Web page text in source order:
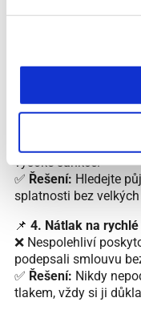
❌ Podvodníci
poplatku předem
Ověřte si
ČNB.
3. Krátká
vysoké sankce.
✅ Řešení: Hledejte
splatnosti bez
📌 4. Nátlak na
❌ Nespolehliví
podepsali smlouvu
✅ Řešení: Nikdy
tlakem, vždy si ji